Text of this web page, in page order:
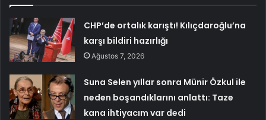
CHP’de ortalık karıştı! Kılıçdaroğlu’na
karşı bildiri hazırlığı
Ağustos 7, 2026
Suna Selen yıllar sonra Münir Özkul ile
neden boşandıklarını anlattı: Taze
kana ihtiyacım var dedi